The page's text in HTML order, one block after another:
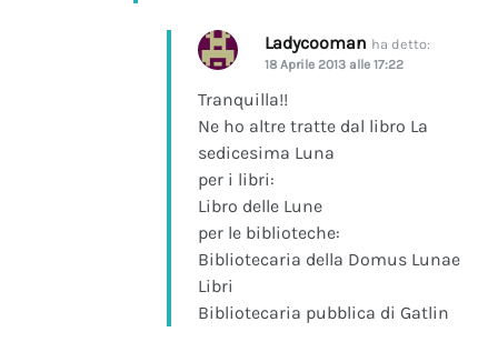
Ladycooman ha detto:
18 Aprile 2013 alle 17:22
Tranquilla!!
Ne ho altre tratte dal libro La
sedicesima Luna
per i libri:
Libro delle Lune
per le biblioteche:
Bibliotecaria della Domus Lunae
Libri
Bibliotecaria pubblica di Gatlin